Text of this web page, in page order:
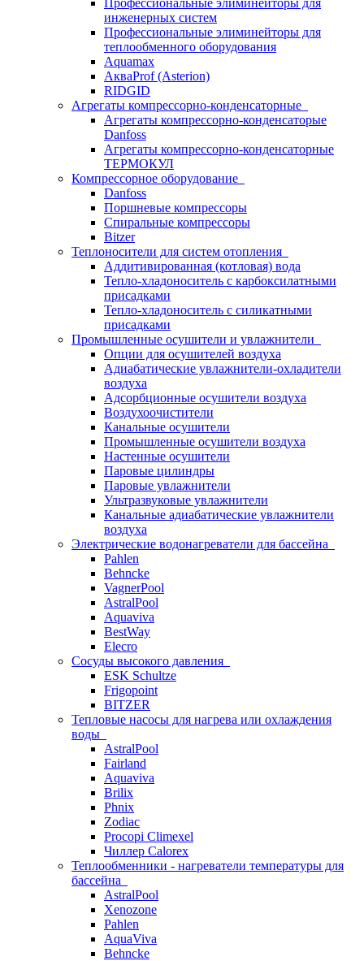
Профессиональные элиминейторы для
инженерных систем
Профессиональные элиминейторы для
теплообменного оборудования
Aquamax
АкваProf (Asterion)
RIDGID
Агрегаты компрессорно-конденсаторные
Агрегаты компрессорно-конденсаторые
Danfoss
Агрегаты компрессорно-конденсаторные
ТЕРМОКУЛ
Компрессорное оборудование
Danfoss
Поршневые компрессоры
Спиральные компрессоры
Bitzer
Теплоносители для систем отопления
Аддитивированная (котловая) вода
Тепло-хладоноситель с карбоксилатными
присадками
Тепло-хладоноситель с силикатными
присадками
Промышленные осушители и увлажнители
Опции для осушителей воздуха
Адиабатические увлажнители-охладители
воздуха
Адсорбционные осушители воздуха
Воздухоочистители
Канальные осушители
Промышленные осушители воздуха
Настенные осушители
Паровые цилиндры
Паровые увлажнители
Ультразвуковые увлажнители
Канальные адиабатические увлажнители
воздуха
Электрические водонагреватели для бассейна
Pahlen
Behncke
VagnerPool
AstralPool
Aquaviva
BestWay
Elecro
Сосуды высокого давления
ESK Schultze
Frigopoint
BITZER
Тепловые насосы для нагрева или охлаждения
воды
AstralPool
Fairland
Aquaviva
Brilix
Phnix
Zodiac
Procopi Climexel
Чиллер Calorex
Теплообменники - нагреватели температуры для
бассейна
AstralPool
Xenozone
Pahlen
AquaViva
Behncke